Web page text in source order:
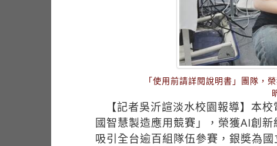
「使用前請詳閱說明書」團隊，
【記者吳沂諠淡水校園報導】本
國智慧製造應用競賽」，榮獲AI創
吸引全台逾百組隊伍參賽，銀奬為